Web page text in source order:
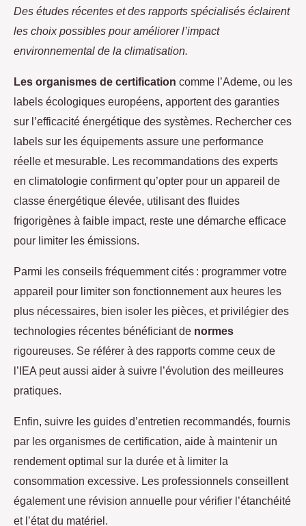
Des études récentes et des rapports spécialisés éclairent
les choix possibles pour améliorer l’impact
environnemental de la climatisation.
Les organismes de certification comme l’Ademe, ou les
labels écologiques européens, apportent des garanties
sur l’efficacité énergétique des systèmes. Rechercher ces
labels sur les équipements assure une performance
réelle et mesurable. Les recommandations des experts
en climatologie confirment qu’opter pour un appareil de
classe énergétique élevée, utilisant des fluides
frigorigènes à faible impact, reste une démarche efficace
pour limiter les émissions.
Parmi les conseils fréquemment cités : programmer votre
appareil pour limiter son fonctionnement aux heures les
plus nécessaires, bien isoler les pièces, et privilégier des
technologies récentes bénéficiant de normes
rigoureuses. Se référer à des rapports comme ceux de
l’IEA peut aussi aider à suivre l’évolution des meilleures
pratiques.
Enfin, suivre les guides d’entretien recommandés, fournis
par les organismes de certification, aide à maintenir un
rendement optimal sur la durée et à limiter la
consommation excessive. Les professionnels conseillent
également une révision annuelle pour vérifier l’étanchéité
et l’état du matériel.